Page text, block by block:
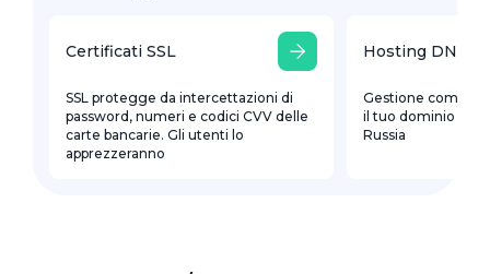
Certificati SSL
SSL protegge da intercettazioni di
password, numeri e codici CVV delle
carte bancarie. Gli utenti lo
apprezzeranno
Hosting DNS
Gestione comoda
il tuo dominio con
Russia